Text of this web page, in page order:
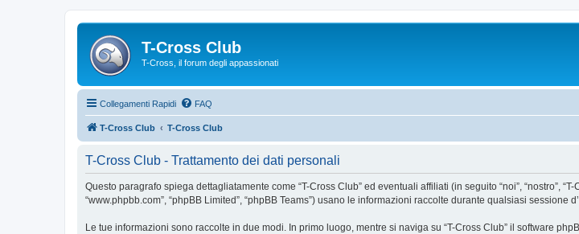
T-Cross Club
T-Cross, il forum degli appassionati
Collegamenti Rapidi FAQ
T-Cross Club T-Cross Club
T-Cross Club - Trattamento dei dati personali
Questo paragrafo spiega dettagliatamente come “T-Cross Club” ed eventuali affiliati (in seguito “noi”, “nostro”, “T-
“www.phpbb.com”, “phpBB Limited”, “phpBB Teams”) usano le informazioni raccolte durante qualsiasi sessione
Le tue informazioni sono raccolte in due modi. In primo luogo, mentre si naviga su “T-Cross Club” il software